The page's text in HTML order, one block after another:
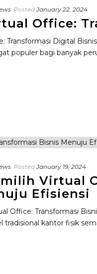
Posted January 22, 2024
Office:
Transformasi Digital
populer bagi banyak
Posted January 19, 2024
Virtual
Efisiensi
Office: Transformasi
kantor fisik